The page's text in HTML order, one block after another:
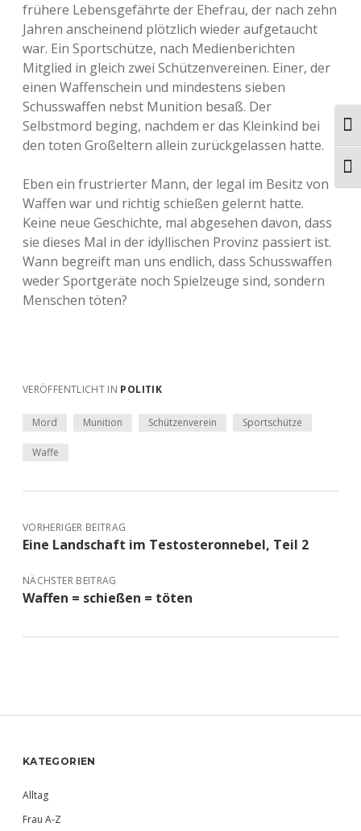
frühere Lebensgefährte der Ehefrau, der nach zehn
Jahren anscheinend plötzlich wieder aufgetaucht
war. Ein Sportschütze, nach Medienberichten
Mitglied in gleich zwei Schützenvereinen. Einer, der
einen Waffenschein und mindestens sieben
Schusswaffen nebst Munition besaß. Der
Selbstmord beging, nachdem er das Kleinkind bei
den toten Großeltern allein zurückgelassen hatte.
Eben ein frustrierter Mann, der legal im Besitz von
Waffen war und richtig schießen gelernt hatte.
Keine neue Geschichte, mal abgesehen davon, dass
sie dieses Mal in der idyllischen Provinz passiert ist.
Wann begreift man uns endlich, dass Schusswaffen
weder Sportgeräte noch Spielzeuge sind, sondern
Menschen töten?
VERÖFFENTLICHT IN POLITIK
Mord Munition Schützenverein Sportschütze
Waffe
VORHERIGER BEITRAG
Eine Landschaft im Testosteronnebel, Teil 2
NÄCHSTER BEITRAG
Waffen = schießen = töten
Sidebar
KATEGORIEN
Alltag
Frau A-Z